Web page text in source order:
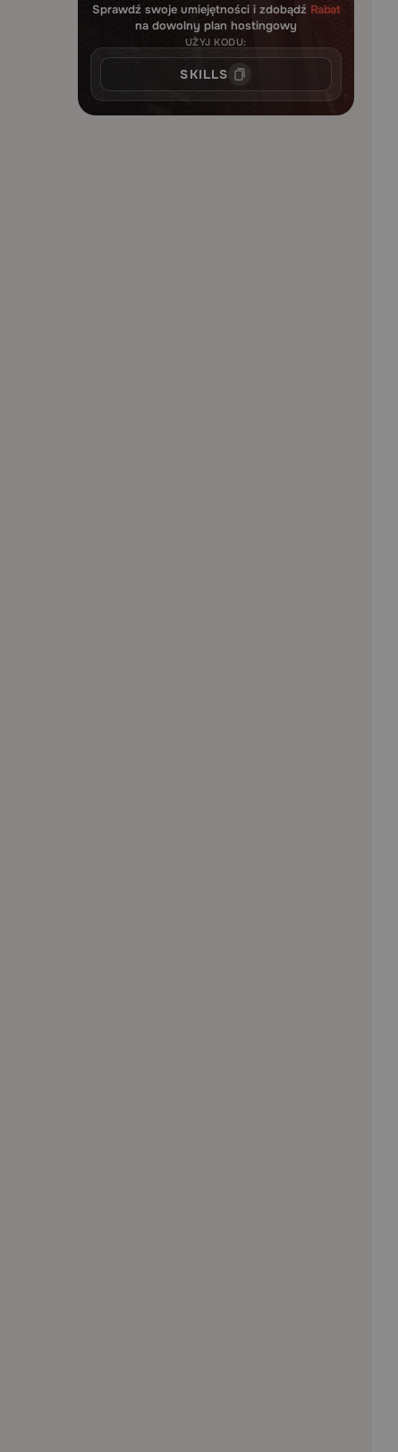
Sprawdź swoje umiejętności i zdobądź Rabat
na dowolny plan hostingowy
UŻYJ KODU:
SKILLS